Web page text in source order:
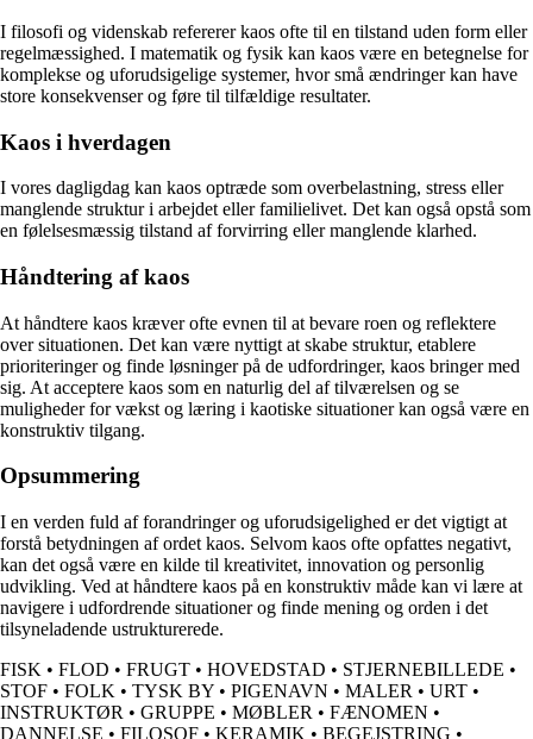
I filosofi og videnskab refererer kaos ofte til en tilstand uden form eller
regelmæssighed. I matematik og fysik kan kaos være en betegnelse for
komplekse og uforudsigelige systemer, hvor små ændringer kan have
store konsekvenser og føre til tilfældige resultater.
Kaos i hverdagen
I vores dagligdag kan kaos optræde som overbelastning, stress eller
manglende struktur i arbejdet eller familielivet. Det kan også opstå som
en følelsesmæssig tilstand af forvirring eller manglende klarhed.
Håndtering af kaos
At håndtere kaos kræver ofte evnen til at bevare roen og reflektere
over situationen. Det kan være nyttigt at skabe struktur, etablere
prioriteringer og finde løsninger på de udfordringer, kaos bringer med
sig. At acceptere kaos som en naturlig del af tilværelsen og se
muligheder for vækst og læring i kaotiske situationer kan også være en
konstruktiv tilgang.
Opsummering
I en verden fuld af forandringer og uforudsigelighed er det vigtigt at
forstå betydningen af ordet kaos. Selvom kaos ofte opfattes negativt,
kan det også være en kilde til kreativitet, innovation og personlig
udvikling. Ved at håndtere kaos på en konstruktiv måde kan vi lære at
navigere i udfordrende situationer og finde mening og orden i det
tilsyneladende ustrukturerede.
FISK • FLOD • FRUGT • HOVEDSTAD • STJERNEBILLEDE •
STOF • FOLK • TYSK BY • PIGENAVN • MALER • URT •
INSTRUKTØR • GRUPPE • MØBLER • FÆNOMEN •
DANNELSE • FILOSOF • KERAMIK • BEGEJSTRING •